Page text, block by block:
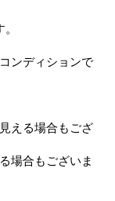
ンディションで
える場合もござ
場合もございま